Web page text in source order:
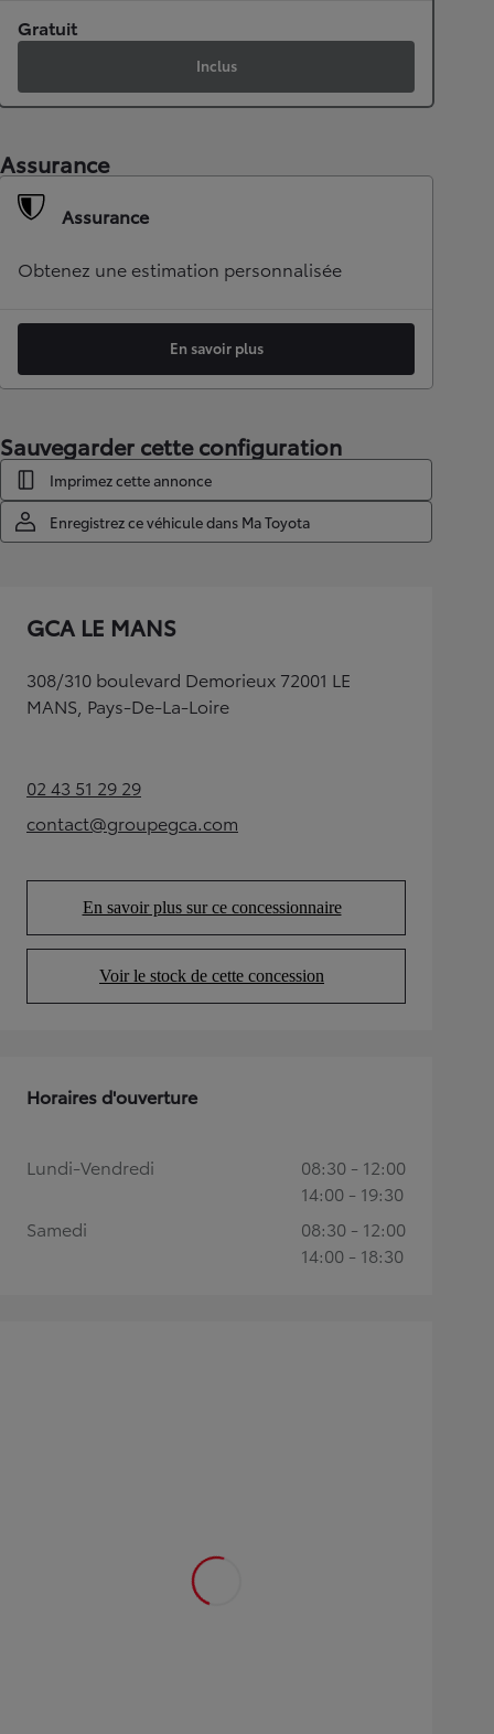
Gratuit
Inclus
Assurance
Assurance
Obtenez une estimation personnalisée
En savoir plus
Sauvegarder cette configuration
Imprimez cette annonce
Enregistrez ce véhicule dans Ma Toyota
GCA LE MANS
308/310 boulevard Demorieux 72001 LE
MANS, Pays-De-La-Loire
02 43 51 29 29(Opens in new tab)
contact@groupegca.com
(Opens in new tab)
En savoir plus sur ce concessionnaire
(Opens in new tab)
Voir le stock de cette concession
(Opens in new tab)
Horaires d'ouverture
Lundi-Vendredi
08:30 - 12:00
14:00 - 19:30
Samedi
08:30 - 12:00
14:00 - 18:30